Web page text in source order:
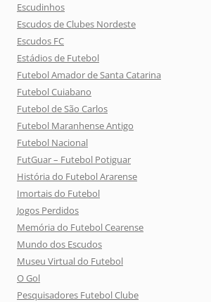
Escudinhos
Escudos de Clubes Nordeste
Escudos FC
Estádios de Futebol
Futebol Amador de Santa Catarina
Futebol Cuiabano
Futebol de São Carlos
Futebol Maranhense Antigo
Futebol Nacional
FutGuar – Futebol Potiguar
História do Futebol Ararense
Imortais do Futebol
Jogos Perdidos
Memória do Futebol Cearense
Mundo dos Escudos
Museu Virtual do Futebol
O Gol
Pesquisadores Futebol Clube